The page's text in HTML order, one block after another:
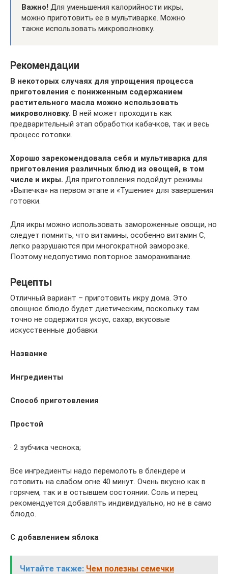
Важно! Для уменьшения калорийности икры,
можно приготовить ее в мультиварке. Можно
также использовать микроволновку.
Рекомендации
В некоторых случаях для упрощения процесса
приготовления с пониженным содержанием
растительного масла можно использовать
микроволновку. В ней может проходить как
предварительный этап обработки кабачков, так и весь
процесс готовки.
Хорошо зарекомендовала себя и мультиварка для
приготовления различных блюд из овощей, в том
числе и икры. Для приготовления подойдут режимы
«Выпечка» на первом этапе и «Тушение» для завершения
готовки.
Для икры можно использовать замороженные овощи, но
следует помнить, что витамины, особенно витамин С,
легко разрушаются при многократной заморозке.
Поэтому недопустимо повторное замораживание.
Рецепты
Отличный вариант – приготовить икру дома. Это
овощное блюдо будет диетическим, поскольку там
точно не содержится уксус, сахар, вкусовые
искусственные добавки.
Название
Ингредиенты
Способ приготовления
Простой
· 2 зубчика чеснока;
Все ингредиенты надо перемолоть в блендере и
готовить на слабом огне 40 минут. Очень вкусно как в
горячем, так и в остывшем состоянии. Соль и перец
рекомендуется добавлять индивидуально, но не в само
блюдо.
С добавлением яблока
Читайте также: Чем полезны семечки